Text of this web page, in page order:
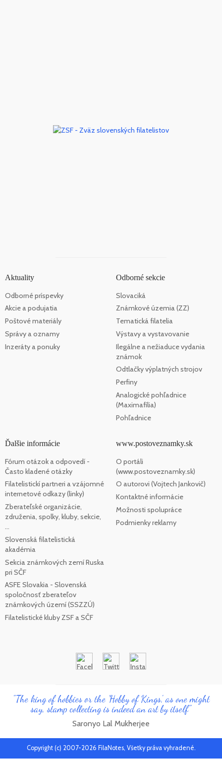
Aktuality
Odborné príspevky
Akcie a podujatia
Poštové materiály
Správy a oznamy
Inzeráty a ponuky
Odborné sekcie
Slovaciká
Známkové územia (ZZ)
Tematická filatelia
Výstavy a vystavovanie
Ilegálne a nežiaduce vydania
známok
Odtlačky výplatných strojov
Perfiny
Analogické pohľadnice
(Maximafília)
Pohľadnice
Ďalšie informácie
Fórum otázok a odpovedí -
Často kladené otázky
Filatelistickí partneri a vzájomné
internetové odkazy (linky)
Zberateľské organizácie,
združenia, spolky, kluby, sekcie,
...
Slovenská filatelistická
akadémia
Sekcia známkových zemí Ruska
pri SČF
ASFE Slovakia - Slovenská
spoločnosť zberateľov
známkových území (SSZZÚ)
Filatelistické kluby ZSF a SČF
www.postoveznamky.sk
O portáli
(www.postoveznamky.sk)
O autorovi (Vojtech Jankovič)
Kontaktné informácie
Možnosti spolupráce
Podmienky reklamy
"The king of hobbies or the 'Hobby of Kings', as one might
say, stamp collecting is indeed an art by itself"
Saronyo Lal Mukherjee
Copyright (c) 2007-2026 FilaNotes, Všetky práva vyhradené.